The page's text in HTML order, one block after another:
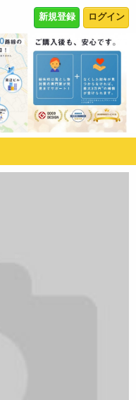
ログイン
新規登録